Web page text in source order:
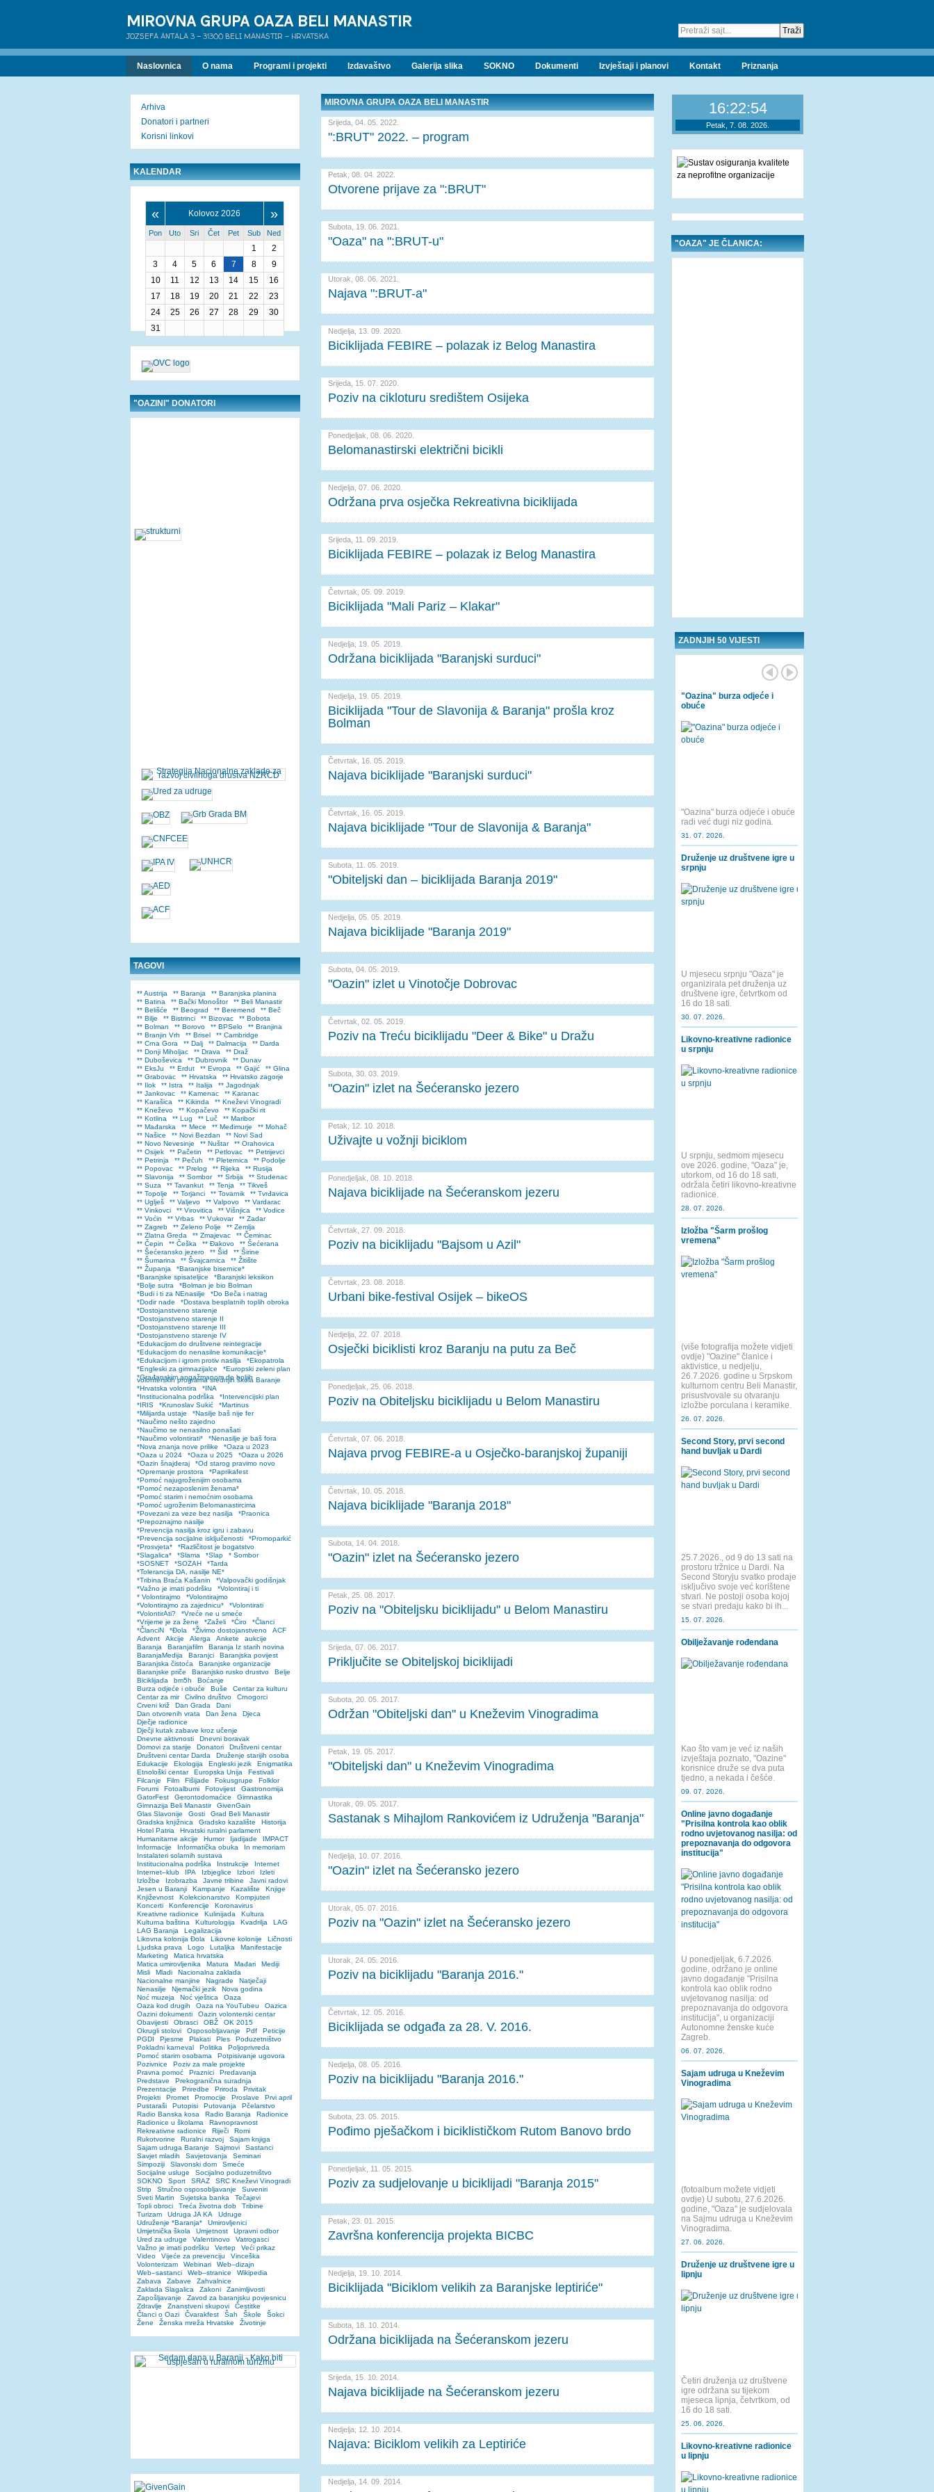
MIROVNA GRUPA OAZA BELI MANASTIR
JOZSEFA ANTALA 3 - 31300 BELI MANASTIR - HRVATSKA
Naslovnica O nama Programi i projekti Izdavaštvo Galerija slika SOKNO Dokumenti Izvještaji i planovi Kontakt Priznanja
MIROVNA GRUPA OAZA BELI MANASTIR
Srijeda, 04. 05. 2022.
":BRUT" 2022. – program
Petak, 08. 04. 2022.
Otvorene prijave za ":BRUT"
Subota, 19. 06. 2021.
"Oaza" na ":BRUT-u"
Utorak, 08. 06. 2021.
Najava ":BRUT-a"
Nedjelja, 13. 09. 2020.
Biciklijada FEBIRE – polazak iz Belog Manastira
Srijeda, 15. 07. 2020.
Poziv na cikloturu središtem Osijeka
Ponedjeljak, 08. 06. 2020.
Belomanastirski električni bicikli
Nedjelja, 07. 06. 2020.
Održana prva osječka Rekreativna biciklijada
Srijeda, 11. 09. 2019.
Biciklijada FEBIRE – polazak iz Belog Manastira
Četvrtak, 05. 09. 2019.
Biciklijada "Mali Pariz – Klakar"
Nedjelja, 19. 05. 2019.
Održana biciklijada "Baranjski surduci"
Nedjelja, 19. 05. 2019.
Biciklijada "Tour de Slavonija & Baranja" prošla kroz
Bolman
Četvrtak, 16. 05. 2019.
Najava biciklijade "Baranjski surduci"
Četvrtak, 16. 05. 2019.
Najava biciklijade "Tour de Slavonija & Baranja"
Subota, 11. 05. 2019.
"Obiteljski dan – biciklijada Baranja 2019"
Nedjelja, 05. 05. 2019.
Najava biciklijade "Baranja 2019"
Subota, 04. 05. 2019.
"Oazin" izlet u Vinotočje Dobrovac
Četvrtak, 02. 05. 2019.
Poziv na Treću biciklijadu "Deer & Bike" u Dražu
Subota, 30. 03. 2019.
"Oazin" izlet na Šećeransko jezero
Petak, 12. 10. 2018.
Uživajte u vožnji biciklom
Ponedjeljak, 08. 10. 2018.
Najava biciklijade na Šećeranskom jezeru
Četvrtak, 27. 09. 2018.
Poziv na biciklijadu "Bajsom u Azil"
Četvrtak, 23. 08. 2018.
Urbani bike-festival Osijek – bikeOS
Nedjelja, 22. 07. 2018.
Osječki biciklisti kroz Baranju na putu za Beč
Ponedjeljak, 25. 06. 2018.
Poziv na Obiteljsku biciklijadu u Belom Manastiru
Četvrtak, 07. 06. 2018.
Najava prvog FEBIRE-a u Osječko-baranjskoj županiji
Četvrtak, 10. 05. 2018.
Najava biciklijade "Baranja 2018"
Subota, 14. 04. 2018.
"Oazin" izlet na Šećeransko jezero
Petak, 25. 08. 2017.
Poziv na "Obiteljsku biciklijadu" u Belom Manastiru
Srijeda, 07. 06. 2017.
Priključite se Obiteljskoj biciklijadi
Subota, 20. 05. 2017.
Održan "Obiteljski dan" u Kneževim Vinogradima
Petak, 19. 05. 2017.
"Obiteljski dan" u Kneževim Vinogradima
Utorak, 09. 05. 2017.
Sastanak s Mihajlom Rankovićem iz Udruženja "Baranja"
Nedjelja, 10. 07. 2016.
"Oazin" izlet na Šećeransko jezero
Utorak, 05. 07. 2016.
Poziv na "Oazin" izlet na Šećeransko jezero
Utorak, 24. 05. 2016.
Poziv na biciklijadu "Baranja 2016."
Četvrtak, 12. 05. 2016.
Biciklijada se odgađa za 28. V. 2016.
Nedjelja, 08. 05. 2016.
Poziv na biciklijadu "Baranja 2016."
Subota, 23. 05. 2015.
Pođimo pješačkom i biciklističkom Rutom Banovo brdo
Ponedjeljak, 11. 05. 2015.
Poziv za sudjelovanje u biciklijadi "Baranja 2015"
Petak, 23. 01. 2015.
Završna konferencija projekta BICBC
Nedjelja, 19. 10. 2014.
Biciklijada "Biciklom velikih za Baranjske leptiriće"
Subota, 18. 10. 2014.
Održana biciklijada na Šećeranskom jezeru
Srijeda, 15. 10. 2014.
Najava biciklijade na Šećeranskom jezeru
Nedjelja, 12. 10. 2014.
Najava: Biciklom velikih za Leptiriće
Nedjelja, 14. 09. 2014.
Arhiva
Donatori i partneri
Korisni linkovi
KALENDAR
« Kolovoz 2026 »
Pon Uto Sri Čet Pet Sub Ned
1
2
3
4 5 6 7 8
9
10
11 12 13 14 15
16
17
18 19 20 21 22
23
24
25 26 27 28 29
30
31
"OAZINI" DONATORI
TAGOVI
** Austrija ** Baranja
** Baranjska planina
** Batina
** Bački Monoštor
** Beli Manastir
** Belišće
** Beograd ** Beremend
** Beč
** Bilje
** Bistrinci ** Bizovac
** Bobota
** Bolman
** Borovo ** BPSelo
** Branjina
** Branjin Vrh
** Brisel
** Cambridge
** Crna Gora
** Dalj ** Dalmacija
** Darda
** Donji Miholjac
** Drava
** Draž
** Duboševica
** Dubrovnik
** Dunav
** EksJu
** Erdut ** Evropa ** Gajić
** Glina
** Grabovac
** Hrvatska
** Hrvatsko zagorje
** Ilok
** Istra ** Italija
** Jagodnjak
** Jankovac
** Kamenac
** Karanac
** Karašica
** Kikinda
** Kneževi Vinogradi
** Kneževo
** Kopačevo
** Kopački rit
** Kotlina
** Lug ** Luč
** Maribor
** Mađarska
** Mece ** Međimurje
** Mohač
** Našice
** Novi Bezdan
** Novi Sad
** Novo Nevesinje
** Nuštar
** Orahovica
** Osijek
** Pačetin ** Petlovac
** Petrijevci
** Petrinja
** Pečuh ** Pleternica
** Podolje
** Popovac
** Prelog ** Rijeka
** Rusija
** Slavonija
** Sombor ** Srbija
** Studenac
** Suza
** Tavankut ** Tenja
** Tikveš
** Topolje
** Torjanci ** Tovarnik
** Tvrđavica
** Uglješ
** Valjevo ** Valpovo
** Vardarac
** Vinkovci
** Virovitica ** Višnjica
** Vodice
** Voćin
** Vrbas ** Vukovar
** Zadar
** Zagreb
** Zeleno Polje
** Zemlja
** Zlatna Greda
** Zmajevac
** Čeminac
** Čepin
** Češka ** Đakovo
** Šećerana
** Šećeransko jezero
** Šid
** Širine
** Šumarina
** Švajcarnica
** Žitište
** Županja
*Baranjske bisernice*
*Baranjske spisateljice
*Baranjski leksikon
*Bolje sutra
*Bolman je bio Bolman
*Budi i ti za NEnasilje
*Do Beča i natrag
*Dodir nade
*Dostava besplatnih toplih obroka
*Dostojanstveno starenje
*Dostojanstveno starenje II
*Dostojanstveno starenje III
*Dostojanstveno starenje IV
*Edukacijom do društvene reintegracije
*Edukacijom do nenasilne komunikacije*
*Edukacijom i igrom protiv nasilja
*Ekopatrola
*Engleski za gimnazijalce
*Europski zeleni plan
*Građanskim angažmanom do boljih
volonterskih programa srednjih škola Baranje
*Hrvatska volontira
*INA
*Institucionalna podrška
*Intervencijski plan
*IRIS
*Krunoslav Sukić
*Martinus
*Milijarda ustaje
*Nasilje baš nije fer
*Naučimo nešto zajedno
*Naučimo se nenasilno ponašati
*Naučimo volontirati*
*Nenasilje je baš fora
*Nova znanja nove prilike
*Oaza u 2023
*Oaza u 2024
*Oaza u 2025
*Oaza u 2026
*Oazin šnajderaj
*Od starog pravimo novo
*Opremanje prostora
*Paprikafest
*Pomoć najugroženijim osobama
*Pomoć nezaposlenim ženama*
*Pomoć starim i nemoćnim osobama
*Pomoć ugroženim Belomanastircima
*Povezani za veze bez nasilja
*Praonica
*Prepoznajmo nasilje
*Prevencija nasilja kroz igru i zabavu
*Prevencija socijalne isključenosti
*Promoparkić
*Prosvjeta*
*Različitost je bogatstvo
*Slagalica*
*Slama *Slap
* Sombor
*SOSNET
*SOZAH
*Tarda
*Tolerancija DA, nasilje NE*
*Tribina Braća Kašanin
*Valpovački godišnjak
*Važno je imati podršku
*Volontiraj i ti
* Volontirajmo
*Volontirajmo
*Volontirajmo za zajednicu*
*Volontirati
*VolontirAti?
*Vreće ne u smeće
*Vrijeme je za žene
*Zaželi *Ćiro
*Članci
*ČlanciN
*Đola *Živimo dostojanstveno
ACF
Advent
Akcije Alerga Ankete
aukcije
Baranja
Baranjafilm
Baranja Iz starih novina
BaranjaMedija
Baranjci
Baranjska povijest
Baranjska čistoća
Baranjske organizacije
Baranjske priče
Baranjsko rusko drustvo
Belje
Biciklijada
bm5h
Boćanje
Burza odjeće i obuće
Buše
Centar za kulturu
Centar za mir
Civilno društvo
Crnogorci
Crveni križ
Dan Grada
Dani
Dan otvorenih vrata
Dan žena
Djeca
Dječje radionice
Dječji kutak zabave kroz učenje
Dnevne aktivnosti
Dnevni boravak
Domovi za starije
Donatori
Društveni centar
Društveni centar Darda
Druženje starijih osoba
Edukacije
Ekologija Engleski jezik
Enigmatika
Etnološki centar
Europska Unija
Festivali
Filcanje
Film Fišijade Fokusgrupe
Folklor
Forumi
Fotoalbumi Fotovijest
Gastronomija
GatorFest
Gerontodomaćice
Gimnastika
Gimnazija Beli Manastir
GivenGain
Glas Slavonije
Gosti
Grad Beli Manastir
Gradska knjižnica
Gradsko kazalište
Historija
Hotel Patria
Hrvatski ruralni parlament
Humanitarne akcije
Humor Ijadijade
IMPACT
Informacije
Informatička obuka
In memoriam
Instalateri solarnih sustava
Institucionalna podrška
Instrukcije
Internet
Internet–klub
IPA Izbjeglice Izbori
Izleti
Izložbe
Izobrazba Javne tribine
Javni radovi
Jesen u Baranji
Kampanje Kazalište
Knjige
Književnost
Kolekcionarstvo
Kompjuteri
Koncerti
Konferencije
Koronavirus
Kreativne radionice
Kulinijada
Kultura
Kulturna baština
Kulturologija Kvadrilja
LAG
LAG Baranja
Legalizacija
Likovna kolonija Đola
Likovne kolonije
Ličnosti
Ljudska prava
Logo Lutaljka
Manifestacije
Marketing
Matica hrvatska
Matica umirovljenika
Matura Mađari
Mediji
Misli
Mladi
Nacionalna zaklada
Nacionalne manjine
Nagrade
Natječaji
Nenasilje
Njemački jezik
Nova godina
Noć muzeja
Noć vještica
Oaza
Oaza kod drugih
Oaza na YouTubeu
Oazica
Oazini dokumenti
Oazin volonterski centar
Obavijesti
Obrasci OBŽ
OK 2015
Okrugli stolovi
Osposobljavanje Pdf
Peticije
PGDI
Pjesme Plakati Ples
Poduzetništvo
Pokladni karneval
Politika
Poljoprivreda
Pomoć starim osobama
Potpisivanje ugovora
Pozivnice
Poziv za male projekte
Pravna pomoć
Praznici
Predavanja
Predstave
Prekogranična suradnja
Prezentacije
Priredbe Priroda
Privitak
Projekti
Promet Promocije Proslave
Prvi april
Pustaraši
Putopisi Putovanja
Pčelarstvo
Radio Banska kosa
Radio Baranja
Radionice
Radionice u školama
Ravnopravnost
Rekreativne radionice
Riječi
Romi
Rukotvorine
Ruralni razvoj
Sajam knjiga
Sajam udruga Baranje
Sajmovi
Sastanci
Savjet mladih
Savjetovanja
Seminari
Simpoziji
Slavonski dom
Smeće
Socijalne usluge
Socijalno poduzetništvo
SOKNO
Sport SRAZ
SRC Kneževi Vinogradi
Strip
Stručno osposobljavanje
Suveniri
Sveti Martin
Svjetska banka
Tečajevi
Topli obroci
Treća životna dob
Tribine
Turizam
Udruga JA KA
Udruge
Udruženje *Baranja*
Umirovljenici
Umjetnička škola
Umjetnost
Upravni odbor
Ured za udruge
Valentinovo
Vatrogasci
Važno je imati podršku
Vertep
Veći prikaz
Video
Vijeće za prevenciju
Vinceška
Volonterizam
Webinari
Web–dizajn
Web–sastanci
Web–stranice
Wikipedia
Zabava
Zabave
Zahvalnice
Zaklada Slagalica
Zakoni
Zanimljivosti
Zapošljavanje
Zavod za baranjsku povjesnicu
Zdravlje
Znanstveni skupovi
Čestitke
Članci o Oazi
Čvarakfest Šah Škole
Šokci
Žene
Ženska mreža Hrvatske Životinje
16:22:55
Petak, 7. 08. 2026.
"OAZA" JE ČLANICA:
ZADNJIH 50 VIJESTI
"Oazina" burza odjeće i
obuće
"Oazina" burza odjeće i obuće
radi već dugi niz godina.
31. 07. 2026.
Druženje uz društvene igre u
srpnju
U mjesecu srpnju "Oaza" je
organizirala pet druženja uz
društvene igre, četvrtkom od
16 do 18 sati.
30. 07. 2026.
Likovno-kreativne radionice
u srpnju
U srpnju, sedmom mjesecu
ove 2026. godine, "Oaza" je,
utorkom, od 16 do 18 sati,
održala četiri likovno-kreativne
radionice.
28. 07. 2026.
Izložba "Šarm prošlog
vremena"
(više fotografija možete vidjeti
ovdje) "Oazine" članice i
aktivistice, u nedjelju,
26.7.2026. godine u Srpskom
kulturnom centru Beli Manastir,
prisustvovale su otvaranju
izložbe porculana i keramike.
26. 07. 2026.
Second Story, prvi second
hand buvljak u Dardi
25.7.2026., od 9 do 13 sati na
prostoru tržnice u Dardi. Na
Second Storyju svatko prodaje
isključivo svoje već korištene
stvari. Ne postoji osoba kojoj
se stvari predaju kako bi ih...
15. 07. 2026.
Obilježavanje rođendana
Kao što vam je već iz naših
izvještaja poznato, "Oazine"
korisnice druže se dva puta
tjedno, a nekada i češće.
09. 07. 2026.
Online javno događanje
"Prisilna kontrola kao oblik
rodno uvjetovanog nasilja: od
prepoznavanja do odgovora
institucija"
U ponedjeljak, 6.7.2026.
godine, održano je online
javno događanje "Prisilna
kontrola kao oblik rodno
uvjetovanog nasilja: od
prepoznavanja do odgovora
institucija", u organizaciji
Autonomne ženske kuće
Zagreb.
06. 07. 2026.
Sajam udruga u Kneževim
Vinogradima
(fotoalbum možete vidjeti
ovdje) U subotu, 27.6.2026.
godine, "Oaza" je sudjelovala
na Sajmu udruga u Kneževim
Vinogradima.
27. 06. 2026.
Druženje uz društvene igre u
lipnju
Četiri druženja uz društvene
igre održana su tijekom
mjeseca lipnja, četvrtkom, od
16 do 18 sati.
25. 06. 2026.
Likovno-kreativne radionice
u lipnju